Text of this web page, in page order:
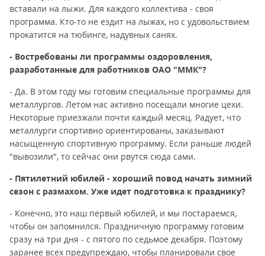
вставали на лыжи. Для каждого коллектива - своя
программа. Кто-то не ездит на лыжах, но с удовольствием
прокатится на тюбинге, надувных санях.
- Востребованы ли программы оздоровления,
разработанные для работников ОАО "ММК"?
- Да. В этом году мы готовим специальные программы для
металлургов. Летом нас активно посещали многие цехи.
Некоторые приезжали почти каждый месяц. Радует, что
металлурги спортивно ориентированы, заказывают
насыщенную спортивную программу. Если раньше людей
"вывозили", то сейчас они рвутся сюда сами.
- Пятилетний юбилей - хороший повод начать зимний
сезон с размахом. Уже идет подготовка к празднику?
- Конечно, это наш первый юбилей, и мы постараемся,
чтобы он запомнился. Праздничную программу готовим
сразу на три дня - с пятого по седьмое декабря. Поэтому
заранее всех предупреждаю, чтобы планировали свое